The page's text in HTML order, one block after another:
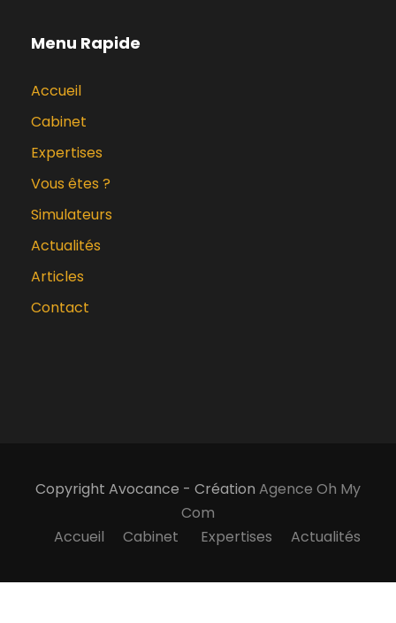
Menu Rapide
Accueil
Cabinet
Expertises
Vous êtes ?
Simulateurs
Actualités
Articles
Contact
Copyright Avocance - Création Agence Oh My
Com
Accueil
Cabinet Expertises Actualités